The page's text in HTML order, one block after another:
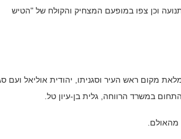
וכן צפו במופעם המצחיק והקולח של "הטיש
מקום ראש העיר וסגניתו, יהודית אוליאל ועם
במשרד הרווחה, גלית בן-עיון טל.